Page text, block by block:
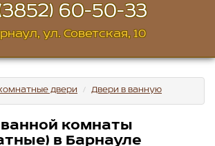
60-50-33
ул. Советская, 10
двери Двери в ванную
комнаты
в Барнауле